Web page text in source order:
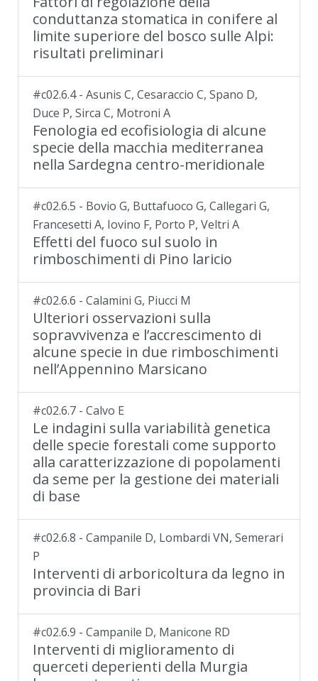
conduttanza stomatica in conifere al
limite superiore del bosco sulle Alpi:
risultati preliminari
#c02.6.4 - Asunis C, Cesaraccio C, Spano D,
Duce P, Sirca C, Motroni A
Fenologia ed ecofisiologia di alcune
specie della macchia mediterranea
nella Sardegna centro-meridionale
#c02.6.5 - Bovio G, Buttafuoco G, Callegari G,
Francesetti A, Iovino F, Porto P, Veltri A
Effetti del fuoco sul suolo in
rimboschimenti di Pino laricio
#c02.6.6 - Calamini G, Piucci M
Ulteriori osservazioni sulla
sopravvivenza e l’accrescimento di
alcune specie in due rimboschimenti
nell’Appennino Marsicano
#c02.6.7 - Calvo E
Le indagini sulla variabilità genetica
delle specie forestali come supporto
alla caratterizzazione di popolamenti
da seme per la gestione dei materiali
di base
#c02.6.8 - Campanile D, Lombardi VN, Semerari
P
Interventi di arboricoltura da legno in
provincia di Bari
#c02.6.9 - Campanile D, Manicone RD
Interventi di miglioramento di
querceti deperienti della Murgia